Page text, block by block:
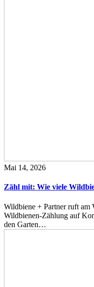
Mai 14, 2026
Zähl mit: Wie viele
Wildbiene + Partner ruft am
Wildbienen-Zählung auf
den Garten…